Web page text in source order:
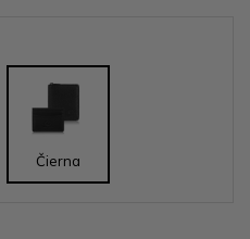
Čierna